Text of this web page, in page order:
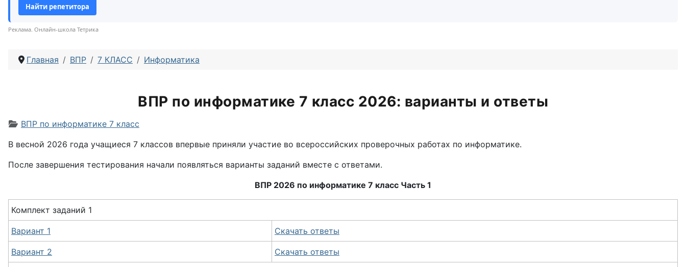
Найти репетитора
Реклама. Онлайн-школа Тетрика
Главная ВПР 7 КЛАСС Информатика
ВПР по информатике 7 класс 2026: варианты и ответы
Информация о материале
ВПР по информатике 7 класс
В весной 2026 года учащиеся 7 классов впервые приняли участие во всероссийских проверочных работах по информатике.
После завершения тестирования начали появляться варианты заданий вместе с ответами.
ВПР 2026 по информатике 7 класс Часть 1
Комплект заданий 1
Вариант 1 Скачать ответы
Вариант 2 Скачать ответы